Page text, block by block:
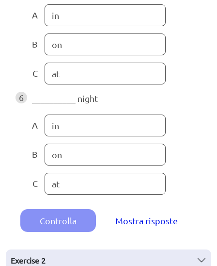
A in
B on
C at
6 night
A in
B on
C at
Controlla Mostra risposte
Exercise 2